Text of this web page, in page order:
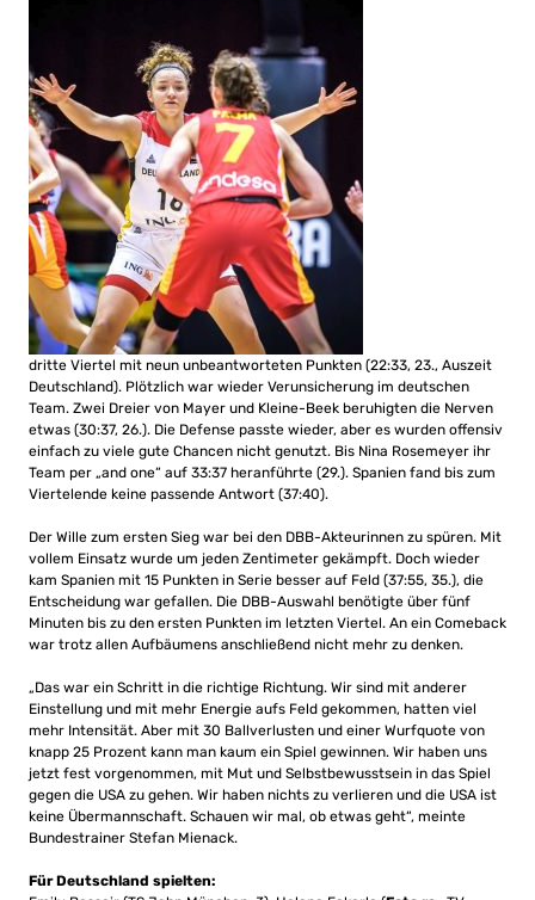
dritte Viertel mit neun unbeantworteten Punkten (22:33, 23., Auszeit
Deutschland). Plötzlich war wieder Verunsicherung im deutschen
Team. Zwei Dreier von Mayer und Kleine-Beek beruhigten die Nerven
etwas (30:37, 26.). Die Defense passte wieder, aber es wurden offensiv
einfach zu viele gute Chancen nicht genutzt. Bis Nina Rosemeyer ihr
Team per „and one“ auf 33:37 heranführte (29.). Spanien fand bis zum
Viertelende keine passende Antwort (37:40).
Der Wille zum ersten Sieg war bei den DBB-Akteurinnen zu spüren. Mit
vollem Einsatz wurde um jeden Zentimeter gekämpft. Doch wieder
kam Spanien mit 15 Punkten in Serie besser auf Feld (37:55, 35.), die
Entscheidung war gefallen. Die DBB-Auswahl benötigte über fünf
Minuten bis zu den ersten Punkten im letzten Viertel. An ein Comeback
war trotz allen Aufbäumens anschließend nicht mehr zu denken.
„Das war ein Schritt in die richtige Richtung. Wir sind mit anderer
Einstellung und mit mehr Energie aufs Feld gekommen, hatten viel
mehr Intensität. Aber mit 30 Ballverlusten und einer Wurfquote von
knapp 25 Prozent kann man kaum ein Spiel gewinnen. Wir haben uns
jetzt fest vorgenommen, mit Mut und Selbstbewusstsein in das Spiel
gegen die USA zu gehen. Wir haben nichts zu verlieren und die USA ist
keine Übermannschaft. Schauen wir mal, ob etwas geht“, meinte
Bundestrainer Stefan Mienack.
Für Deutschland spielten: